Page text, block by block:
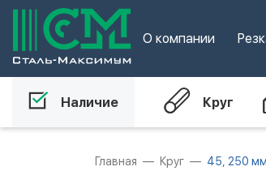
О компании
Наличие Круг
Главная Круг 45, 250 мм